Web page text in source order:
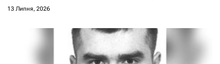
13 Липня, 2026